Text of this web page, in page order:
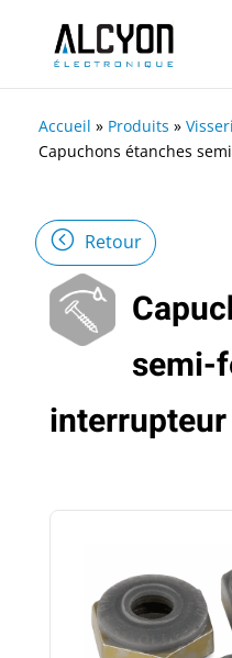
Accueil » Produits »
Capuchons étanches
Retour
semi-